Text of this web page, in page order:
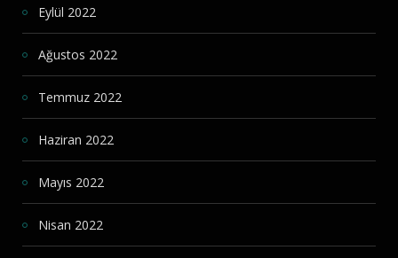
Eylül 2022
Ağustos 2022
Temmuz 2022
Haziran 2022
Mayıs 2022
Nisan 2022